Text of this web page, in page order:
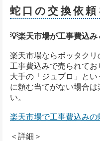
蛇口の交換依
💡楽天市場が工事費込
楽天市場ならボッタクリ
工事費込みで売られて
大手の「ジュプロ」と
に頼む当てがない場合
い。
楽天市場で工事費込みの
＜詳細＞